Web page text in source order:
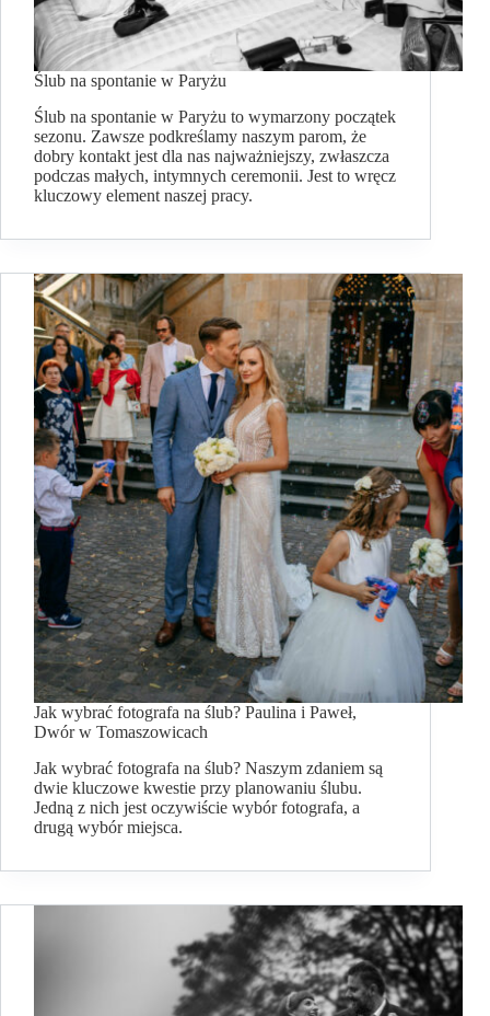
Ślub na spontanie w Paryżu
Ślub na spontanie w Paryżu to wymarzony początek
sezonu. Zawsze podkreślamy naszym parom, że
dobry kontakt jest dla nas najważniejszy, zwłaszcza
podczas małych, intymnych ceremonii. Jest to wręcz
kluczowy element naszej pracy.
Jak wybrać fotografa na ślub? Paulina i Paweł,
Dwór w Tomaszowicach
Jak wybrać fotografa na ślub? Naszym zdaniem są
dwie kluczowe kwestie przy planowaniu ślubu.
Jedną z nich jest oczywiście wybór fotografa, a
drugą wybór miejsca.